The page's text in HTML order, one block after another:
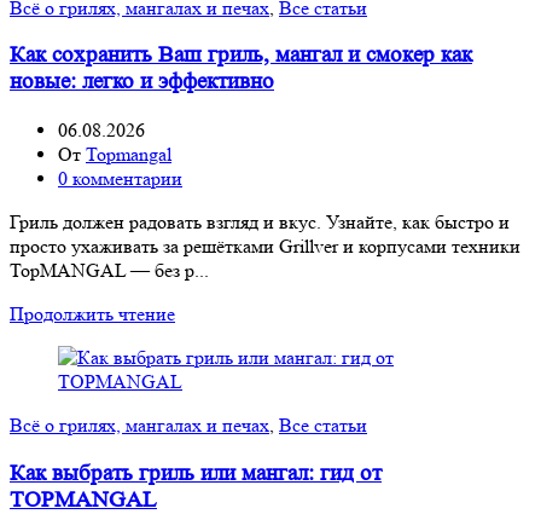
Всё о грилях, мангалах и печах Все статьи
Как сохранить Ваш гриль, мангал и смокер как
новые: легко и эффективно
06.08.2026
От Topmangal
0 комментарии
Гриль должен радовать взгляд и вкус. Узнайте, как быстро и
просто ухаживать за решётками Grillver и корпусами техники
TopMANGAL — без р...
Продолжить чтение
Всё о грилях, мангалах и печах, Все статьи
Как выбрать гриль или мангал: гид от
TOPMANGAL